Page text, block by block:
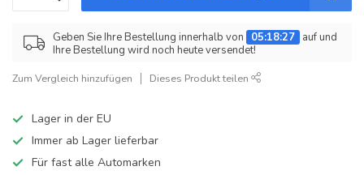
Geben Sie Ihre Bestellung innerhalb von 05:18:27 auf und
Ihre Bestellung wird noch heute versendet!
Zum Vergleich hinzufügen Dieses Produkt teilen
Lager in der EU
Immer ab Lager lieferbar
Für fast alle Automarken